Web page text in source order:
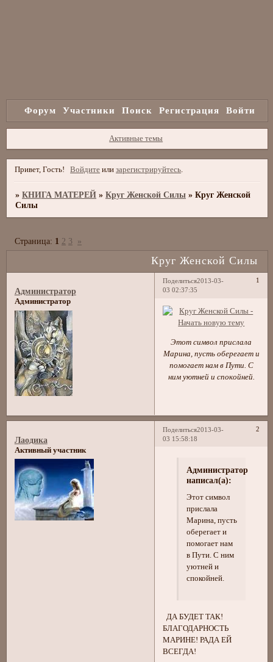
Форум Участники Поиск Регистрация Войти
Активные темы
Привет, Гость! Войдите илизарегистрируйтесь
»КНИГА МАТЕРЕЙ »Круг Женской Силы »Круг Женской
Силы
Круг Женской Силы
Страница: 1 2 3 »
Поделиться 1
2013-03-
03 02:37:35
Администратор
Администратор
Этот символ прислала
Марина, пусть оберегает и
помогает нам в Пути. С
ним уютней и спокойней.
Поделиться 2
2013-03-
03 15:58:18
Лаодика
Активный участник
Администратор
написал(а):
Этот символ
прислала
Марина, пусть
оберегает и
помогает нам
в Пути. С ним
уютней и
спокойней.
ДА БУДЕТ ТАК!
БЛАГОДАРНОСТЬ
МАРИНЕ! РАДА ЕЙ
ВСЕГДА!